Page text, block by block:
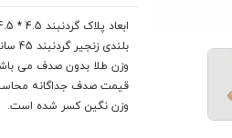
ابعاد پلاک گردنبند 4.5 * 4.5 سانت می باشد.
بلندی زنجیر گردنبند 45 سانت می باشد.
وزن طلا بدون صدف می
قیمت صدف جداگانه
وزن نگین کسر شده است.